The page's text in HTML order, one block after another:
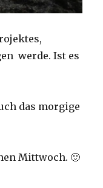
werde. Ist es
das morgige
Mittwoch. 🙂